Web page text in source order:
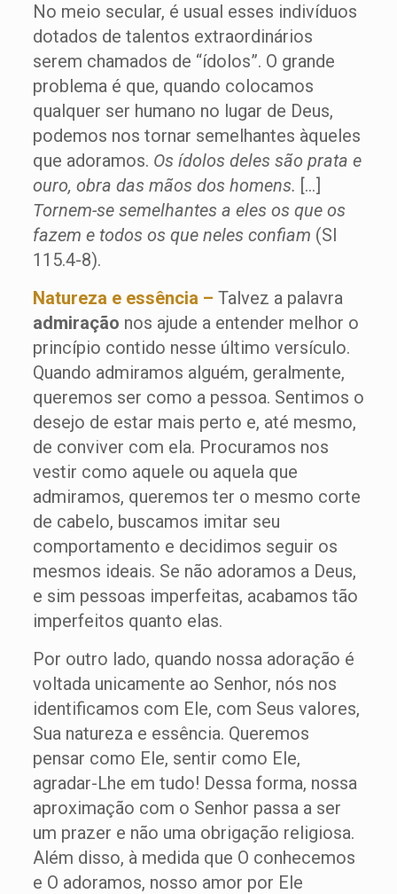
No meio secular, é usual esses indivíduos
dotados de talentos extraordinários
serem chamados de “ídolos”. O grande
problema é que, quando colocamos
qualquer ser humano no lugar de Deus,
podemos nos tornar semelhantes àqueles
que adoramos. Os ídolos deles são prata e
ouro, obra das mãos dos homens. […]
Tornem-se semelhantes a eles os que os
fazem e todos os que neles confiam (Sl
115.4-8).
Natureza e essência – Talvez a palavra
admiração nos ajude a entender melhor o
princípio contido nesse último versículo.
Quando admiramos alguém, geralmente,
queremos ser como a pessoa. Sentimos o
desejo de estar mais perto e, até mesmo,
de conviver com ela. Procuramos nos
vestir como aquele ou aquela que
admiramos, queremos ter o mesmo corte
de cabelo, buscamos imitar seu
comportamento e decidimos seguir os
mesmos ideais. Se não adoramos a Deus,
e sim pessoas imperfeitas, acabamos tão
imperfeitos quanto elas.
Por outro lado, quando nossa adoração é
voltada unicamente ao Senhor, nós nos
identificamos com Ele, com Seus valores,
Sua natureza e essência. Queremos
pensar como Ele, sentir como Ele,
agradar-Lhe em tudo! Dessa forma, nossa
aproximação com o Senhor passa a ser
um prazer e não uma obrigação religiosa.
Além disso, à medida que O conhecemos
e O adoramos, nosso amor por Ele